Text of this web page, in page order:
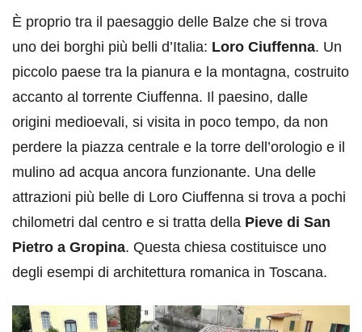
È proprio tra il paesaggio delle Balze che si trova
uno dei borghi più belli d’Italia: Loro Ciuffenna. Un
piccolo paese tra la pianura e la montagna, costruito
accanto al torrente Ciuffenna. Il paesino, dalle
origini medioevali, si visita in poco tempo, da non
perdere la piazza centrale e la torre dell’orologio e il
mulino ad acqua ancora funzionante. Una delle
attrazioni più belle di Loro Ciuffenna si trova a pochi
chilometri dal centro e si tratta della Pieve di San
Pietro a Gropina. Questa chiesa costituisce uno
degli esempi di architettura romanica in Toscana.